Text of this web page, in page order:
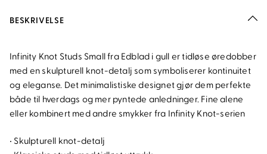
BESKRIVELSE
Infinity Knot Studs Small fra Edblad i gull er tidløse øredobber
med en skulpturell knot-detalj som symboliserer kontinuitet
og eleganse. Det minimalistiske designet gjør dem perfekte
både til hverdags og mer pyntede anledninger. Fine alene
eller kombinert med andre smykker fra Infinity Knot-serien
• Skulpturell knot-detalj